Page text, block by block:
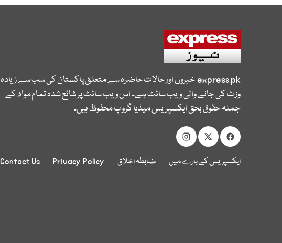
express.pkخبروں اور حالات حاضرہ سے متعلق پاکستان کی سب سے زیادہ
وزٹ کی جانے والی ویب سائٹ ہے۔ اس ویب سائٹ پر شائع شدہ تمام مواد کے
جملہ حقوق بحق ایکسپریس میڈیا گروپ محفوظ ہیں۔
ایکسپریس کے بارے میں ضابطہ اخلاق Privacy Policy
Contact Us